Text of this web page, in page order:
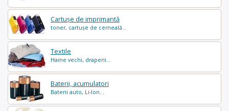
Cartușe de imprimantă
toner, cartușe de cerneală...
Textile
Haine vechi, draperii...
Baterii, acumulatori
Baterii auto, Li-Ion...